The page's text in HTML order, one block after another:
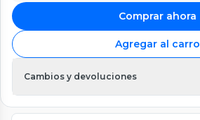
Comprar ahora
Agregar al carro
Cambios y devoluciones